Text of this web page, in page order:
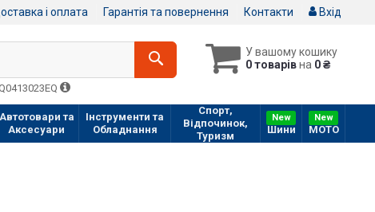
і оплата Гарантія та повернення Контакти Вхід
У вашому кошику
0 товарівна 0 ₴
Автотовари та
Аксесуари
Інструменти та
Обладнання
Спорт,
Відпочинок,
Туризм
New
Шини
New
МOTO